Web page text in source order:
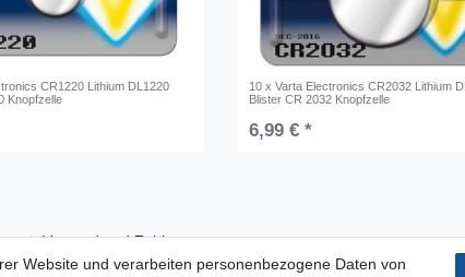
CR1220 Lithium DL1220
Knopfzelle
10 x Varta Electronics CR2032 Lithium
Blister CR 2032 Knopfzelle
6,99 € *
Versand und Zahlung
Impressum
Website und verarbeiten personenbezogene Daten von